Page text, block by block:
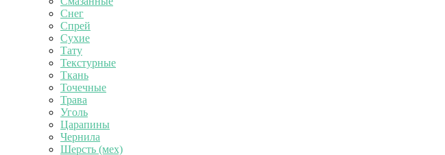
Снег
Спрей
Сухие
Тату
Текстурные
Ткань
Точечные
Трава
Уголь
Царапины
Чернила
Шерсть (мех)